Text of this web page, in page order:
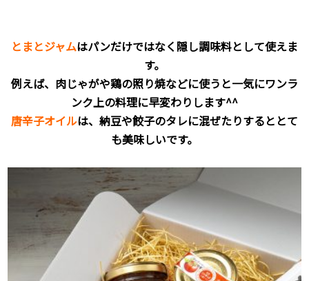
とまとジャムはパンだけではなく隠し調味料として使えま
す。
例えば、肉じゃがや鶏の照り焼などに使うと一気にワンラ
ンク上の料理に早変わりします^^
唐辛子オイルは、納豆や餃子のタレに混ぜたりするととて
も美味しいです。